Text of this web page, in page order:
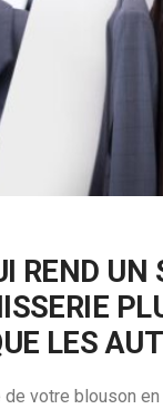
REND UN
LES
votre blouson